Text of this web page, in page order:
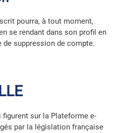
pourra, à tout moment,
se rendant dans son profil en
suppression de compte.
figurent sur la Plateforme e-
par la législation française